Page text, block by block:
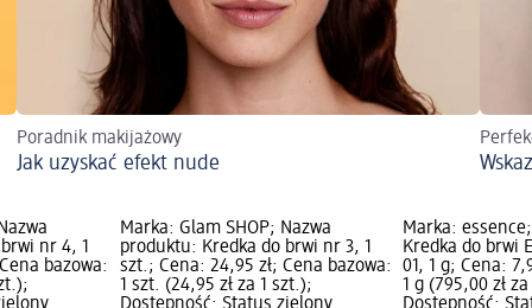
Poradnik makijażowy
Jak uzyskać efekt nude
nr 4, 1
bazowa:
Marka: Glam SHOP; Nazwa
produktu: Kredka do brwi nr 3, 1
szt.; Cena: 24,95 zł; Cena bazowa:
1 szt. (24,95 zł za 1 szt.);
Marka:
Kredka do brwi
01, 1 g; Cena:
1 g (795,00 zł